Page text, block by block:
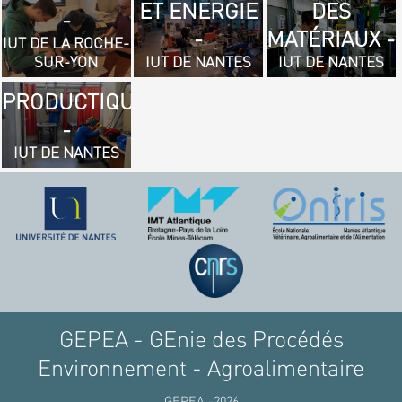
-
IUT DE LA ROCHE-
SUR-YON
ET ENERGIE
-
IUT DE NANTES
DES
MATÉRIAUX -
IUT DE NANTES
- GÉNIE
MÉCANIQUE
ET
PRODUCTIQUE
-
IUT DE NANTES
GEPEA - GEnie des Procédés
Environnement - Agroalimentaire